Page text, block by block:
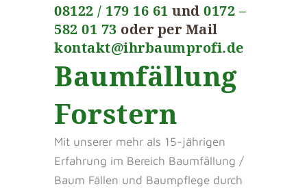
08122 / 179 16 61 und 0172 –
582 01 73 oder per Mail
kontakt@ihrbaumprofi.de
Baumfällung
Forstern
Mit unserer mehr als 15-jährigen
Erfahrung im Bereich Baumfällung /
Baum Fällen und Baumpflege durch